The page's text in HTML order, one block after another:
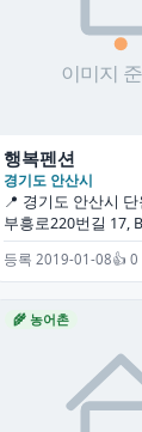
행복펜션
경기도 안산시
📍 경기도 안산시 단
부흥로220번길 17,
등록 2019-01-08👍 0
🌾 농어촌